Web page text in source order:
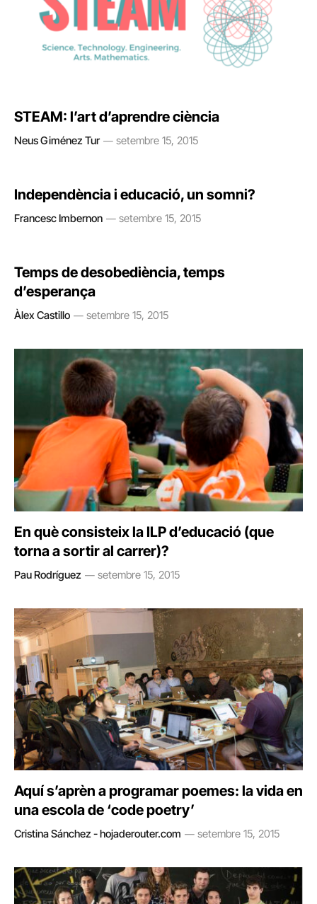
STEAM: l’art d’aprendre ciència
Neus Giménez Tur setembre 15, 2015
Independència i educació, un somni?
Francesc Imbernon setembre 15, 2015
Temps de desobediència, temps
d’esperança
Àlex Castillo setembre 15, 2015
En què consisteix la ILP d’educació (que
torna a sortir al carrer)?
Pau Rodríguez setembre 15, 2015
Aquí s’aprèn a programar poemes: la vida en
una escola de ‘code poetry’
Cristina Sánchez - hojaderouter.com setembre 15, 2015